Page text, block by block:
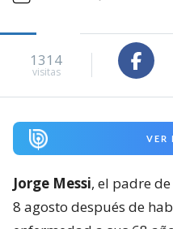
1314
visitas
VER
Jorge Messi, el padre
8 agosto después de